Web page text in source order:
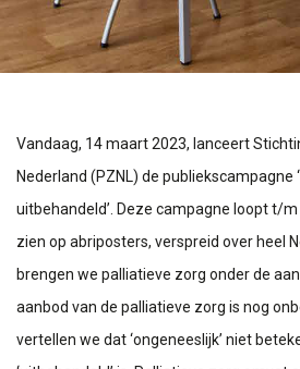
Vandaag, 14 maart 2023, lanceert
Nederland (PZNL) de publiekscampagne
uitbehandeld’. Deze campagne loopt t/
zien op abriposters, verspreid over heel
brengen we palliatieve zorg onder de
aanbod van de palliatieve zorg is nog
vertellen we dat ‘ongeneeslijk’ niet